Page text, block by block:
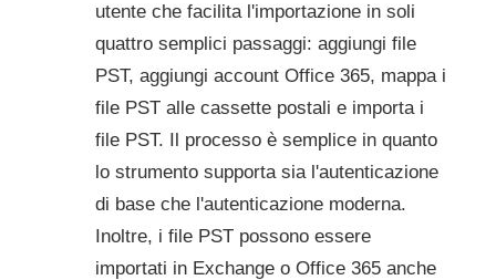
utente che facilita l'importazione in soli
quattro semplici passaggi: aggiungi file
PST, aggiungi account Office 365, mappa i
file PST alle cassette postali e importa i
file PST. Il processo è semplice in quanto
lo strumento supporta sia l'autenticazione
di base che l'autenticazione moderna.
Inoltre, i file PST possono essere
importati in Exchange o Office 365 anche